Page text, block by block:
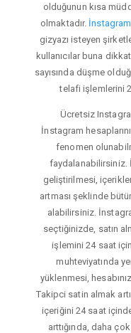
olduğunun kısa
olmaktadır.
gizyazı isteyen
kullanıcılar buna
sayısında düşme
telafi işlemlerini
Ücretsiz
İnstagram
fenomen
faydalanabilirsiniz.
geliştirilmesi,
artması şeklinde
alabilirsiniz.
seçtiğinizde, satın
işlemini 24 saat
muhteviyatında
yüklenmesi,
Takipci satin almak
içeriğini 24 saat
arttığında, daha